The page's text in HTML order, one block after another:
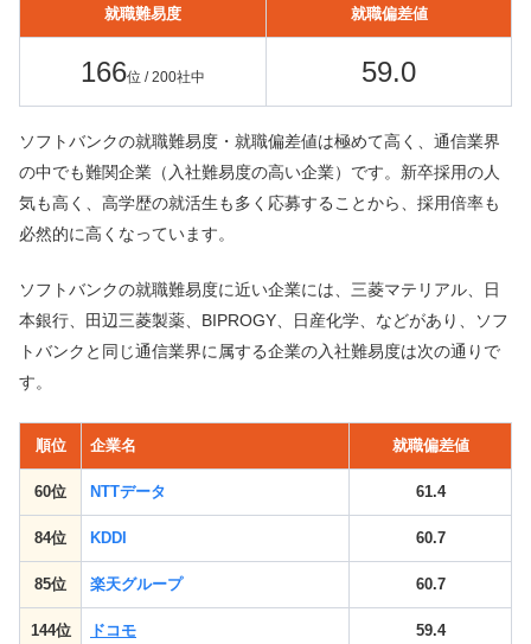
就職難易度 就職偏差値
166位 / 200社中 59.0
ソフトバンクの就職難易度・就職偏差値は極めて高く、通信業界
の中でも難関企業（入社難易度の高い企業）です。新卒採用の人
気も高く、高学歴の就活生も多く応募することから、採用倍率も
必然的に高くなっています。
ソフトバンクの就職難易度に近い企業には、三菱マテリアル、日
本銀行、田辺三菱製薬、BIPROGY、日産化学、などがあり、ソフ
トバンクと同じ通信業界に属する企業の入社難易度は次の通りで
す。
順位 企業名 就職偏差値
60位 NTTデータ 61.4
84位 KDDI 60.7
85位 楽天グループ 60.7
144位 ドコモ 59.4